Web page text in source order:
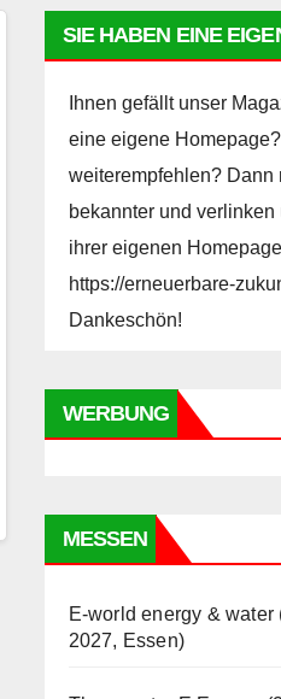
SIE HABEN EINE
Ihnen gefällt unser
eine eigene
weiterempfehlen? Dann
bekannter und
ihrer eigenen
https://erneuerbare-
Dankeschön!
WERBUNG
MESSEN
E-world energy & water
2027, Essen)